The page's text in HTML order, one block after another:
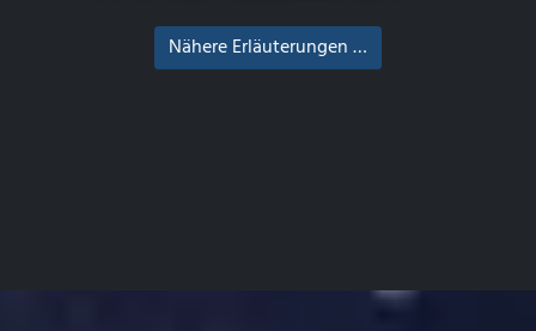
Nähere Erläuterungen …